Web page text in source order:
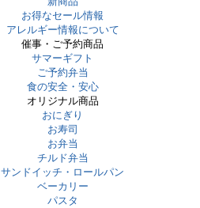
お得なセール情報
アレルギー情報について
催事・ご予約商品
サマーギフト
ご予約弁当
食の安全・安心
オリジナル商品
おにぎり
お寿司
お弁当
チルド弁当
サンドイッチ・ロールパン
ベーカリー
パスタ